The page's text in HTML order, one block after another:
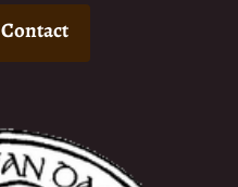
Contact